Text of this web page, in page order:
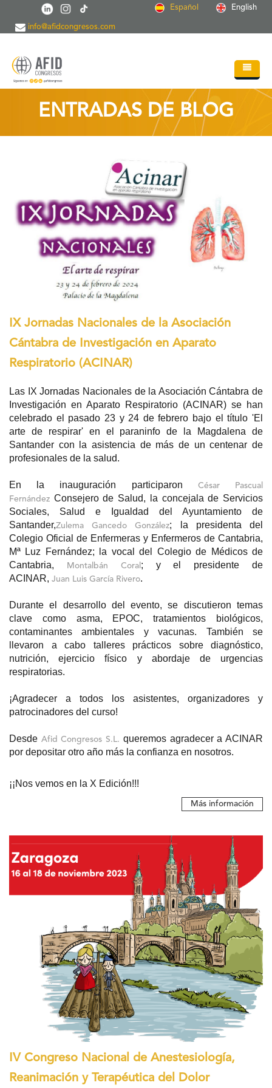
Pasar al contenido principal Español English
info@afidcongresos.com
Soc.Científicas
Blog
Contacto
ENTRADAS DE BLOG
IX Jornadas Nacionales de la Asociación
Cántabra de Investigación en Aparato
Respiratorio (ACINAR)
Las IX Jornadas Nacionales de la Asociación Cántabra de
Investigación en Aparato Respiratorio (ACINAR) se han
celebrado el pasado 23 y 24 de febrero bajo el título 'El
arte de respirar' en el paraninfo de la Magdalena de
Santander con la asistencia de más de un centenar de
profesionales de la salud.
En la inauguración participaron César Pascual
Fernández Consejero de Salud, la concejala de Servicios
Sociales, Salud e Igualdad del Ayuntamiento de
Santander,Zulema Gancedo González; la presidenta del
Colegio Oficial de Enfermeras y Enfermeros de Cantabria,
Mª Luz Fernández; la vocal del Colegio de Médicos de
Cantabria,
Montalbán Coral; y el presidente de
ACINAR, Juan Luis García Rivero.
Durante el desarrollo del evento, se discutieron temas
clave como asma, EPOC, tratamientos biológicos,
contaminantes ambientales y vacunas. También se
llevaron a cabo talleres prácticos sobre diagnóstico,
nutrición, ejercicio físico y abordaje de urgencias
respiratorias.
¡Agradecer a todos los asistentes, organizadores y
patrocinadores del curso!
Desde Afid Congresos S.L. queremos agradecer a ACINAR
por depositar otro año más la confianza en nosotros.
¡¡Nos vemos en la X Edición!!!
Más información
IV Congreso Nacional de Anestesiología,
Reanimación y Terapéutica del Dolor